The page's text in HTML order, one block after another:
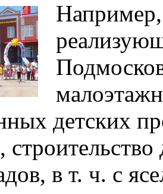
детских
в т. ч. с